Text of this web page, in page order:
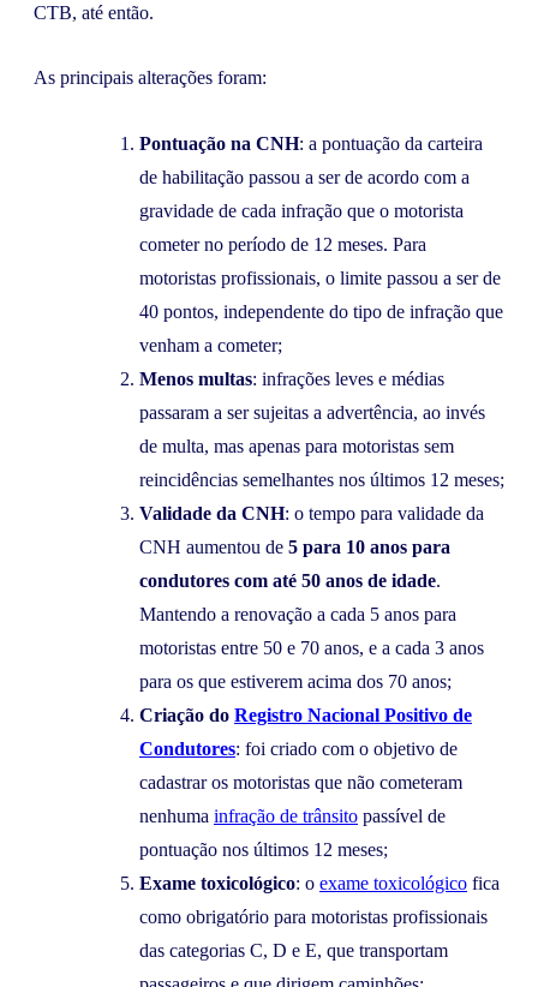
CTB, até então.
As principais alterações foram:
Pontuação na CNH: a pontuação da carteira
de habilitação passou a ser de acordo com a
gravidade de cada infração que o motorista
cometer no período de 12 meses. Para
motoristas profissionais, o limite passou a ser de
40 pontos, independente do tipo de infração que
venham a cometer;
Menos multas: infrações leves e médias
passaram a ser sujeitas a advertência, ao invés
de multa, mas apenas para motoristas sem
reincidências semelhantes nos últimos 12 meses;
Validade da CNH: o tempo para validade da
CNH aumentou de 5 para 10 anos para
condutores com até 50 anos de idade.
Mantendo a renovação a cada 5 anos para
motoristas entre 50 e 70 anos, e a cada 3 anos
para os que estiverem acima dos 70 anos;
Criação do Registro Nacional Positivo de
Condutores: foi criado com o objetivo de
cadastrar os motoristas que não cometeram
nenhuma infração de trânsito passível de
pontuação nos últimos 12 meses;
Exame toxicológico: o exame toxicológico fica
como obrigatório para motoristas profissionais
das categorias C, D e E, que transportam